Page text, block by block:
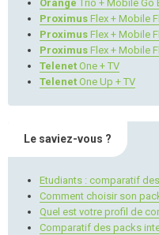
Orange Trio + Mobile Go
Proximus Flex + Mobile
Proximus Flex + Mobile
Proximus Flex + Mobile
Telenet One + TV
Telenet One Up + TV
Le saviez-vous ?
Etudiants : comparatif
Comment choisir son
Quel est votre profil de
Comparatif des packs